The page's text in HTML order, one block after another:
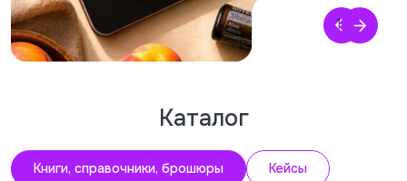
1/5
Каталог
Книги, справочники, брошюры Кейсы